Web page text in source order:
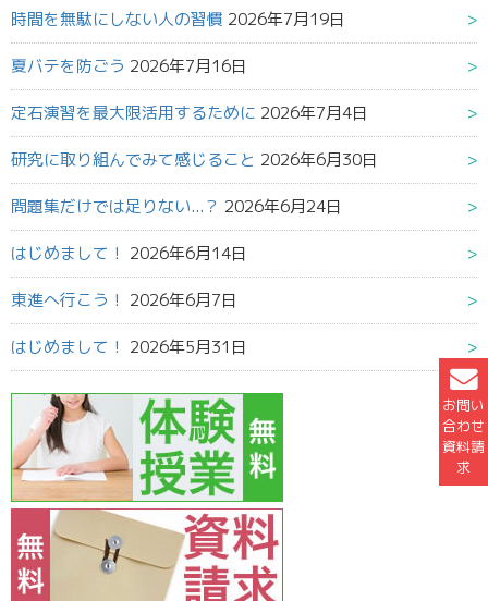
お問い
合わせ
資料請
求
時間を無駄にしない人の習慣 2026年7月19日
夏バテを防ごう 2026年7月16日
定石演習を最大限活用するために 2026年7月4日
研究に取り組んでみて感じること 2026年6月30日
問題集だけでは足りない...？ 2026年6月24日
はじめまして！ 2026年6月14日
東進へ行こう！ 2026年6月7日
はじめまして！ 2026年5月31日